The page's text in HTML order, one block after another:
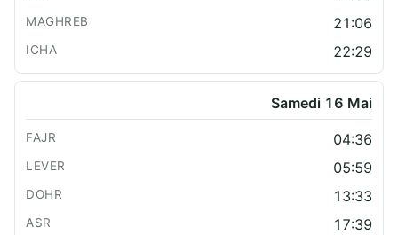
21:06
22:29
Samedi 16 Mai
04:36
05:59
13:33
17:39